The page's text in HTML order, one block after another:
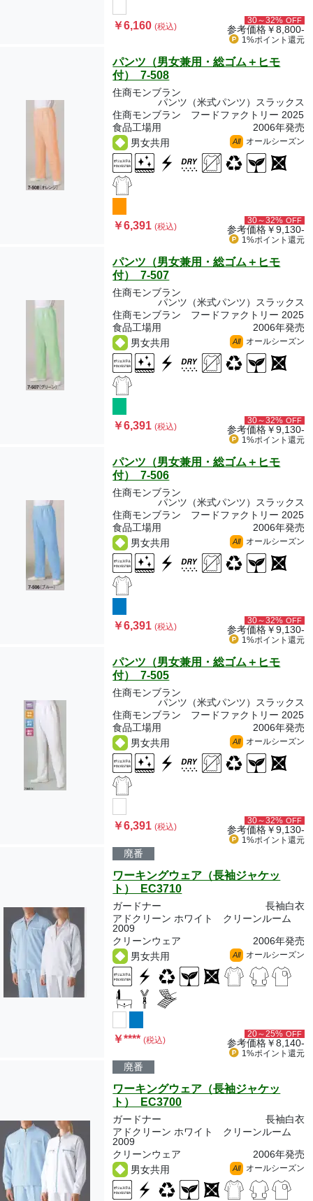
￥6,160(税込)
30～32% OFF
参考価格￥8,800-
1%ポイント 還元
パンツ（男女兼用・総ゴム＋ヒモ
付） 7-508
住商モンブラン
パンツ（米式パンツ）スラックス
住商モンブラン フードファクトリー 2025
食品工場用
2006年発売
男女共用
All オールシーズン
￥6,391(税込)
30～32% OFF
参考価格￥9,130-
1%ポイント 還元
パンツ（男女兼用・総ゴム＋ヒモ
付） 7-507
住商モンブラン
パンツ（米式パンツ）スラックス
住商モンブラン フードファクトリー 2025
食品工場用
2006年発売
男女共用
All オールシーズン
￥6,391(税込)
30～32% OFF
参考価格￥9,130-
1%ポイント 還元
パンツ（男女兼用・総ゴム＋ヒモ
付） 7-506
住商モンブラン
パンツ（米式パンツ）スラックス
住商モンブラン フードファクトリー 2025
食品工場用
2006年発売
男女共用
All オールシーズン
￥6,391(税込)
30～32% OFF
参考価格￥9,130-
1%ポイント 還元
パンツ（男女兼用・総ゴム＋ヒモ
付） 7-505
住商モンブラン
パンツ（米式パンツ）スラックス
住商モンブラン フードファクトリー 2025
食品工場用
2006年発売
男女共用
All オールシーズン
￥6,391(税込)
30～32% OFF
参考価格￥9,130-
1%ポイント 還元
廃番
ワーキングウェア（長袖ジャケッ
ト） EC3710
ガードナー
長袖白衣
アドクリーン ホワイト クリーンルーム
2009
クリーンウェア
2006年発売
男女共用
All オールシーズン
￥**** (税込)
20～25% OFF
参考価格￥8,140-
1%ポイント 還元
廃番
ワーキングウェア（長袖ジャケッ
ト） EC3700
ガードナー
長袖白衣
アドクリーン ホワイト クリーンルーム
2009
クリーンウェア
2006年発売
男女共用
All オールシーズン